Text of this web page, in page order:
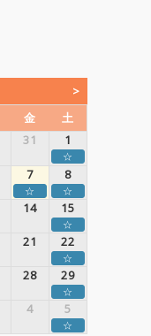
金
土
31 1
☆
7 8
☆ ☆
14 15
☆
21 22
☆
28 29
☆
4 5
☆